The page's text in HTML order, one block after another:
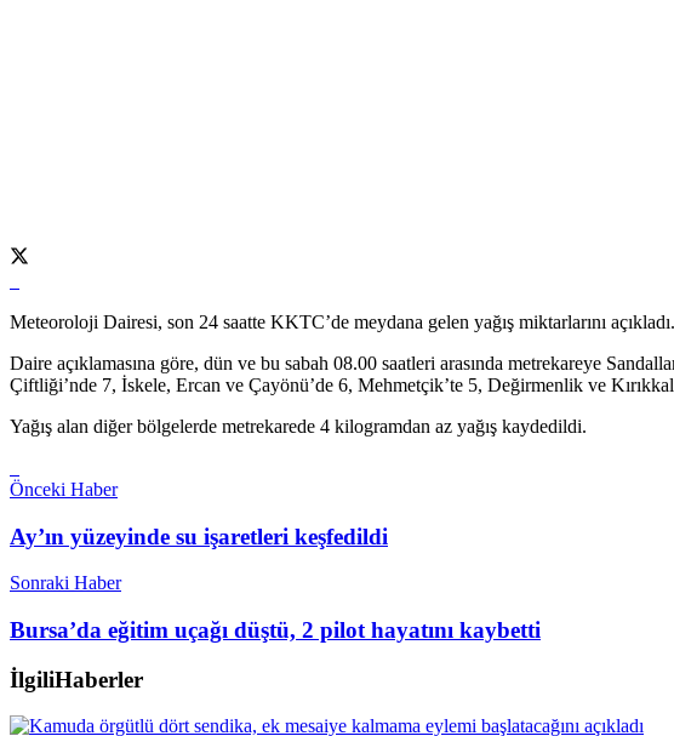
Meteoroloji Dairesi, son 24 saatte KKTC’de meydana gelen yağış miktarlarını açıkladı.
Daire açıklamasına göre, dün ve bu sabah 08.00 saatleri arasında metrekareye
Çiftliği’nde 7, İskele, Ercan ve Çayönü’de 6, Mehmetçik’te 5, Değirmenlik ve
Yağış alan diğer bölgelerde metrekarede 4 kilogramdan az yağış kaydedildi.
Önceki Haber
Ay’ın yüzeyinde su işaretleri keşfedildi
Sonraki Haber
Bursa’da eğitim uçağı düştü, 2 pilot hayatını kaybetti
İlgiliHaberler